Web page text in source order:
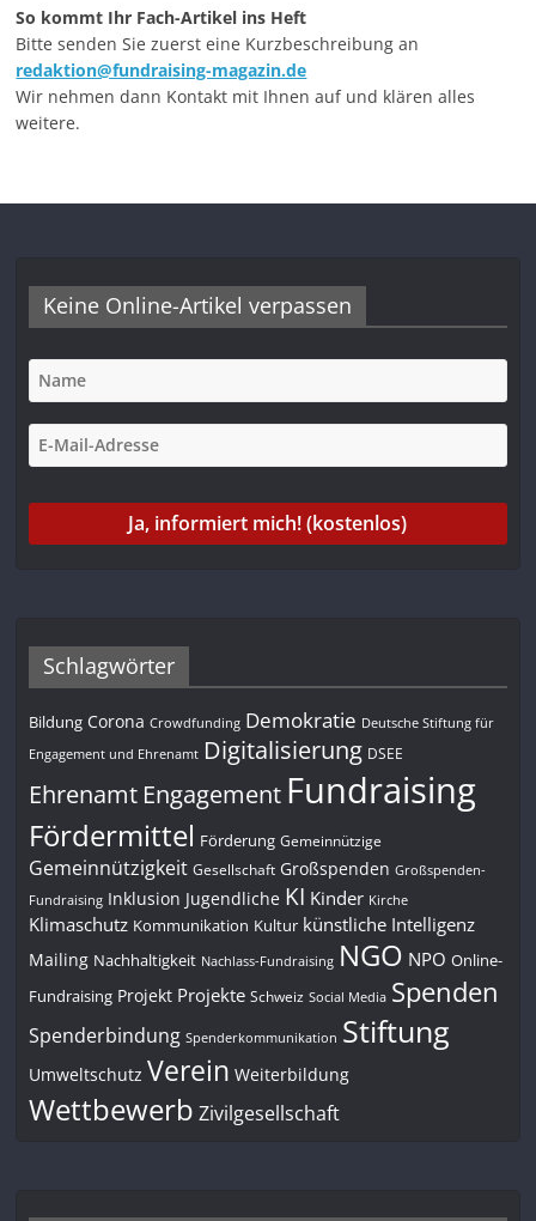
So kommt Ihr Fach-Artikel ins Heft
Bitte senden Sie zuerst eine Kurzbeschreibung an
redaktion@fundraising-magazin.de
Wir nehmen dann Kontakt mit Ihnen auf und klären alles
weitere.
Keine Online-Artikel verpassen
Schlagwörter
Bildung Corona Crowdfunding Demokratie Deutsche Stiftung für
Engagement und Ehrenamt Digitalisierung DSEE
Ehrenamt Engagement Fundraising
Fördermittel Förderung Gemeinnützige
Gemeinnützigkeit Gesellschaft Großspenden Großspenden-
Fundraising Inklusion Jugendliche KI Kinder Kirche
Klimaschutz Kommunikation Kultur künstliche Intelligenz
Mailing Nachhaltigkeit Nachlass-Fundraising NGO NPO Online-
Fundraising Projekt Projekte Schweiz Social Media Spenden
Spenderbindung Spenderkommunikation Stiftung
Umweltschutz Verein Weiterbildung
Wettbewerb Zivilgesellschaft